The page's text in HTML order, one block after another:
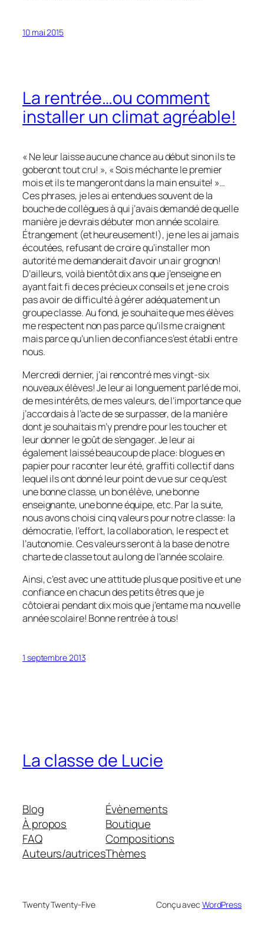
10 mai 2015
La rentrée…ou comment
installer un climat agréable!
« Ne leur laisse aucune chance au début sinon ils te
goberont tout cru! », « Sois méchante le premier
mois et ils te mangeront dans la main ensuite! »…
Ces phrases, je les ai entendues souvent de la
bouche de collègues à qui j’avais demandé de quelle
manière je devrais débuter mon année scolaire.
Étrangement (et heureusement!), je ne les ai jamais
écoutées, refusant de croire qu’installer mon
autorité me demanderait d’avoir un air grognon!
D’ailleurs, voilà bientôt dix ans que j’enseigne en
ayant fait fi de ces précieux conseils et je ne crois
pas avoir de difficulté à gérer adéquatement un
groupe classe. Au fond, je souhaite que mes élèves
me respectent non pas parce qu’ils me craignent
mais parce qu’un lien de confiance s’est établi entre
nous.
Mercredi dernier, j’ai rencontré mes vingt-six
nouveaux élèves! Je leur ai longuement parlé de moi,
de mes intérêts, de mes valeurs, de l’importance que
j’accordais à l’acte de se surpasser, de la manière
dont je souhaitais m’y prendre pour les toucher et
leur donner le goût de s’engager. Je leur ai
également laissé beaucoup de place: blogues en
papier pour raconter leur été, graffiti collectif dans
lequel ils ont donné leur point de vue sur ce qu’est
une bonne classe, un bon élève, une bonne
enseignante, une bonne équipe, etc. Par la suite,
nous avons choisi cinq valeurs pour notre classe: la
démocratie, l’effort, la collaboration, le respect et
l’autonomie. Ces valeurs seront à la base de notre
charte de classe tout au long de l’année scolaire.
Ainsi, c’est avec une attitude plus que positive et une
confiance en chacun des petits êtres que je
côtoierai pendant dix mois que j’entame ma nouvelle
année scolaire! Bonne rentrée à tous!
1 septembre 2013
La classe de Lucie
Blog
À propos
FAQ
Auteurs/autrices
Évènements
Boutique
Compositions
Thèmes
Twenty Twenty-Five Conçu avec WordPress